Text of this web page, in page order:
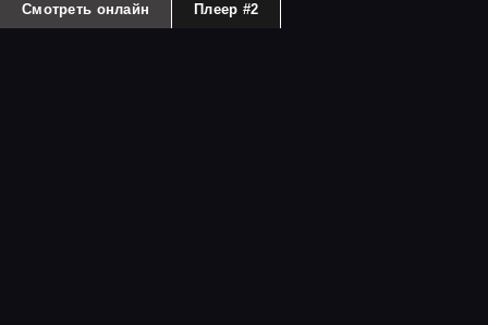
Смотреть онлайн Плеер #2